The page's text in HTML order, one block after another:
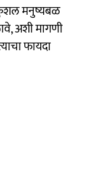
कुशल मनुष्यबळ
अशी मागणी
फायदा